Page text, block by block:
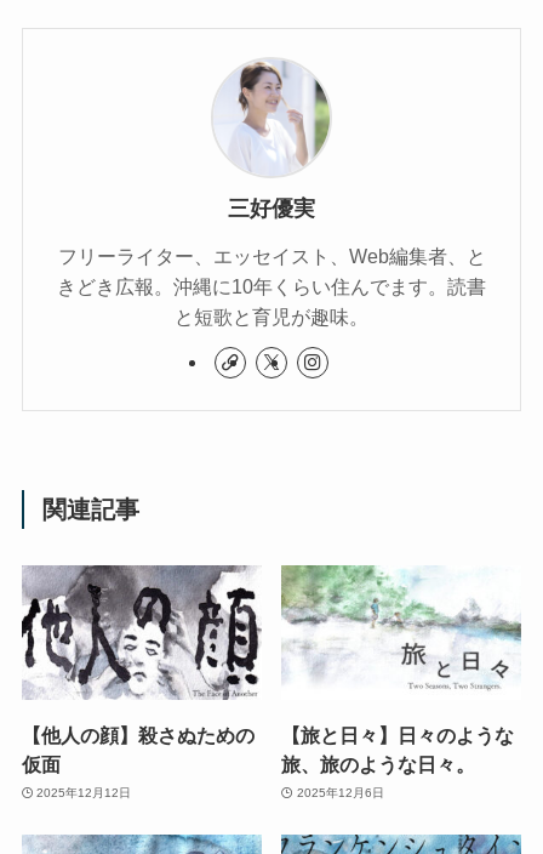
三好優実
フリーライター、エッセイスト、Web編集者、と
きどき広報。沖縄に10年くらい住んでます。読書
と短歌と育児が趣味。
関連記事
【他人の顔】殺さぬための
仮面
2025年12月12日
【旅と日々】日々のような
旅、旅のような日々。
2025年12月6日